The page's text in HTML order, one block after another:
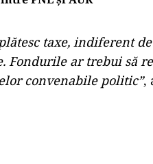
taxe, indiferent
Fondurile ar trebui să
convenabile politic”,